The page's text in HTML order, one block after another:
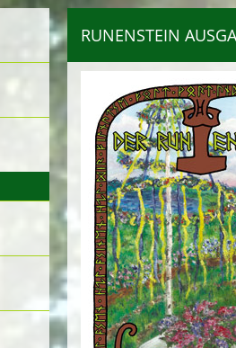
RUNENSTEIN